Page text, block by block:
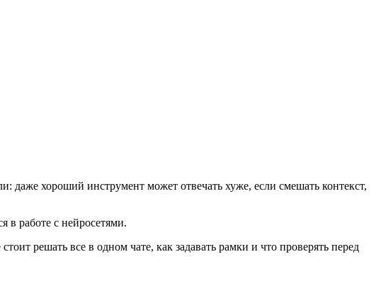
даже хороший инструмент может отвечать хуже, если смешать контекст,
в работе с нейросетями.
решать все в одном чате, как задавать рамки и что проверять перед